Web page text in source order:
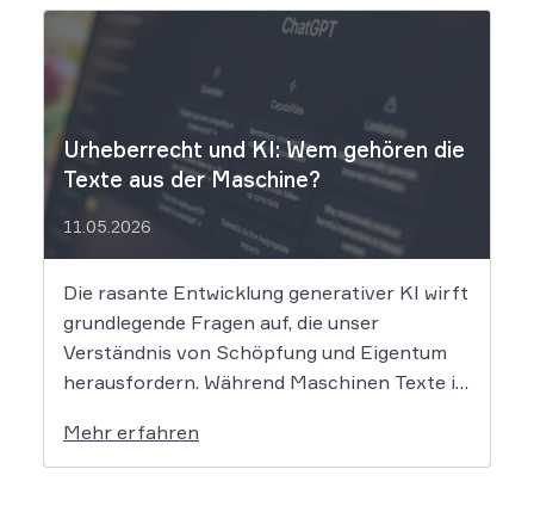
Musik-App werden massive
Urheberrechtsverletzungen vorgeworfen.
[…]
Urheberrecht und KI: Wem gehören die
Texte aus der Maschine?
11.05.2026
Die rasante Entwicklung generativer KI wirft
grundlegende Fragen auf, die unser
Verständnis von Schöpfung und Eigentum
herausfordern. Während Maschinen Texte in
Rechtswissenschaft um die Antwort, ob und
wie diese Werke geschützt sind: Ein Problem,
Mehr erfahren